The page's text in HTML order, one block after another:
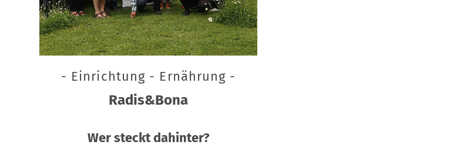
- Einrichtung - Ernährung -
Radis&Bona
Wer steckt dahinter?